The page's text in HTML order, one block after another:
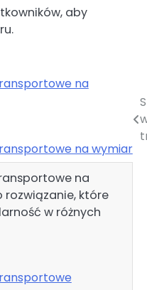
aby
na
na wymiar
na
które
w różnych